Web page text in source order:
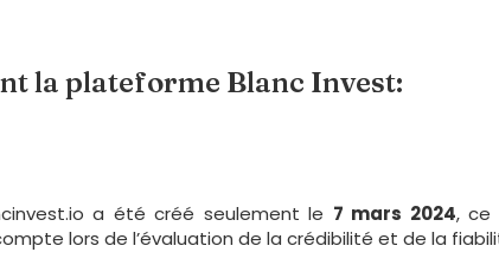
la plateforme Blanc Invest:
a été créé seulement le 7 mars 2024, ce
lors de l’évaluation de la crédibilité et de la